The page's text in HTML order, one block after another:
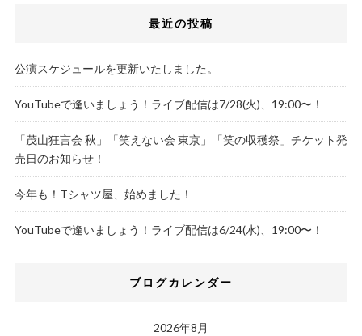
最近の投稿
公演スケジュールを更新いたしました。
YouTubeで逢いましょう！ライブ配信は7/28(火)、19:00〜！
「茂山狂言会 秋」「笑えない会 東京」「笑の収穫祭」チケット発
売日のお知らせ！
今年も！Tシャツ屋、始めました！
YouTubeで逢いましょう！ライブ配信は6/24(水)、19:00〜！
ブログカレンダー
2026年8月